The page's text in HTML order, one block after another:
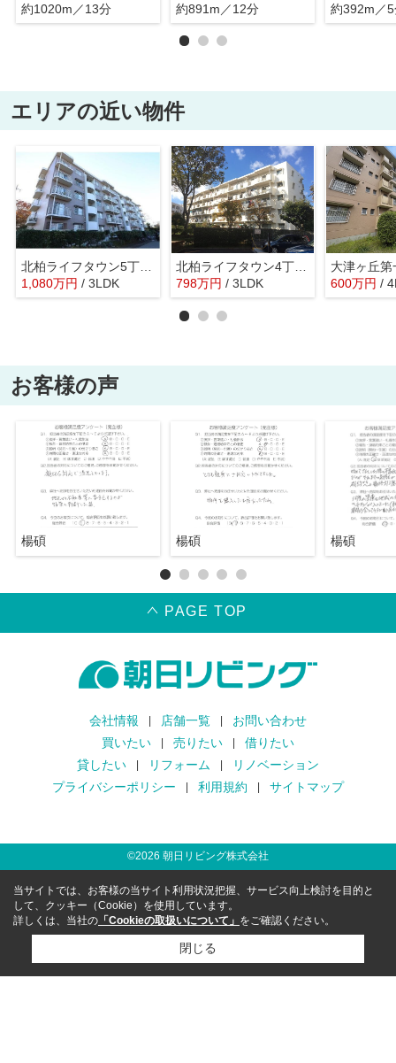
約1020m／13分
約891m／12分
約392m／
エリアの近い物件
北柏ライフタウン5丁目第一団地
1,080万円 / 3LDK
北柏ライフタウン4丁目第二団地
798万円 / 3LDK
大津ヶ丘第
600万円 /
お客様の声
楊碩 楊碩 楊碩
PAGE TOP
会社情報 店舗一覧
お問い合わせ
買いたい
売りたい
借りたい
貸したい
リフォーム
リノベーション
プライバシーポリシー
利用規約 サイトマップ
©2026 朝日リビング株式会社
当サイトでは、お客様の当サイト利用状況把握、サービス向上検討を目的と
して、クッキー（Cookie）を使用しています。
詳しくは、当社の 「Cookieの取扱いについて」 をご確認ください。
閉じる